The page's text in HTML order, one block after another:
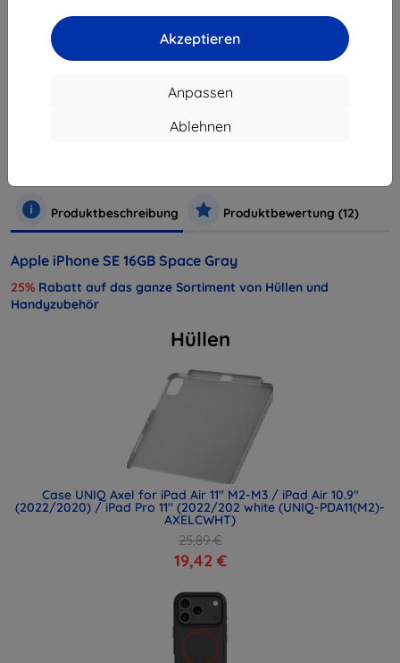
Akzeptieren
Anpassen
Ablehnen
ausverkauft
Produktbeschreibung Produktbewertung (12)
Apple iPhone SE 16GB Space Gray
25% Rabatt auf das ganze Sortiment von Hüllen und
Handyzubehör
Hüllen
Case UNIQ Axel for iPad Air 11" M2-M3 / iPad Air 10.9"
(2022/2020) / iPad Pro 11" (2022/202 white (UNIQ-PDA11(M2)-
AXELCWHT)
25,89 €
19,42 €